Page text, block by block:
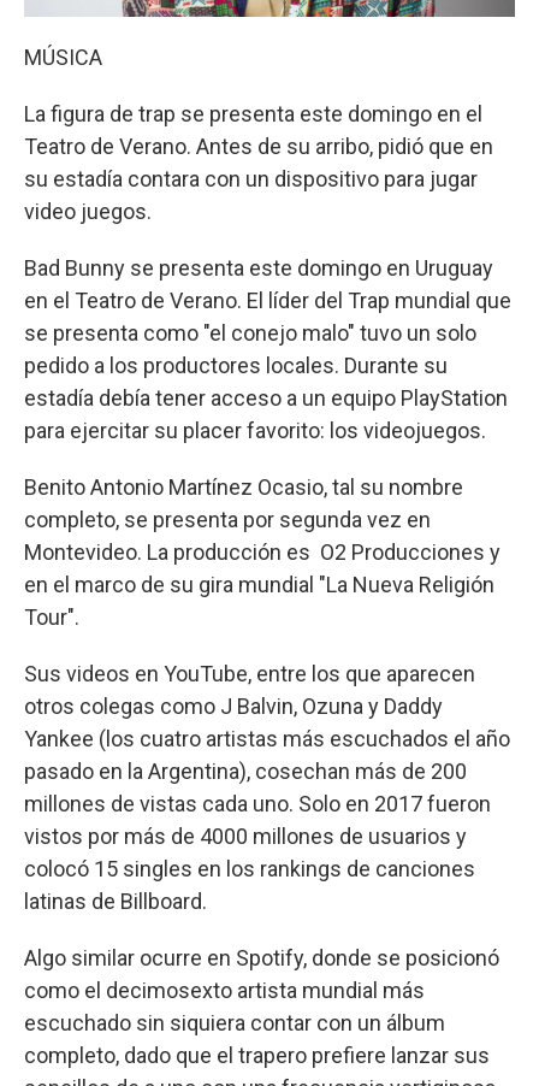
MÚSICA
La figura de trap se presenta este domingo en el
Teatro de Verano. Antes de su arribo, pidió que en
su estadía contara con un dispositivo para jugar
video juegos.
Bad Bunny se presenta este domingo en Uruguay
en el Teatro de Verano. El líder del Trap mundial que
se presenta como "el conejo malo" tuvo un solo
pedido a los productores locales. Durante su
estadía debía tener acceso a un equipo PlayStation
para ejercitar su placer favorito: los videojuegos.
Benito Antonio Martínez Ocasio, tal su nombre
completo, se presenta por segunda vez en
Montevideo. La producción es O2 Producciones y
en el marco de su gira mundial "La Nueva Religión
Tour".
Sus videos en YouTube, entre los que aparecen
otros colegas como J Balvin, Ozuna y Daddy
Yankee (los cuatro artistas más escuchados el año
pasado en la Argentina), cosechan más de 200
millones de vistas cada uno. Solo en 2017 fueron
vistos por más de 4000 millones de usuarios y
colocó 15 singles en los rankings de canciones
latinas de Billboard.
Algo similar ocurre en Spotify, donde se posicionó
como el decimosexto artista mundial más
escuchado sin siquiera contar con un álbum
completo, dado que el trapero prefiere lanzar sus